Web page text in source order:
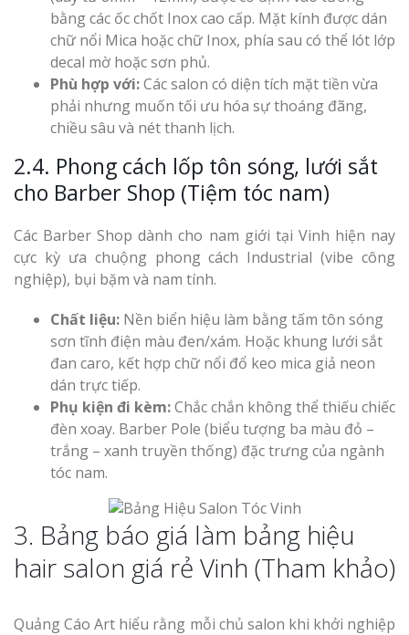
bằng các ốc chốt Inox cao cấp. Mặt kính được dán
chữ nổi Mica hoặc chữ Inox, phía sau có thể lót lớp
decal mờ hoặc sơn phủ.
Phù hợp với:Các salon có diện tích mặt tiền vừa
phải nhưng muốn tối ưu hóa sự thoáng đãng,
chiều sâu và nét thanh lịch.
2.4. Phong cách lốp tôn sóng, lưới sắt
cho Barber Shop (Tiệm tóc nam)
Các Barber Shop dành cho nam giới tại Vinh hiện nay
cực kỳ ưa chuộng phong cách Industrial (vibe công
nghiệp), bụi bặm và nam tính.
Chất liệu: Nền biển hiệu làm bằng tấm tôn sóng
sơn tĩnh điện màu đen/xám. Hoặc khung lưới sắt
đan caro, kết hợp chữ nổi đổ keo mica giả neon
dán trực tiếp.
Phụ kiện đi kèm:Chắc chắn không thể thiếu chiếc
đèn xoay. Barber Pole (biểu tượng ba màu đỏ –
trắng – xanh truyền thống) đặc trưng của ngành
tóc nam.
3. Bảng báo giá làm bảng hiệu
hair salon giá rẻ Vinh (Tham khảo)
Quảng Cáo Art hiểu rằng mỗi chủ salon khi khởi nghiệp